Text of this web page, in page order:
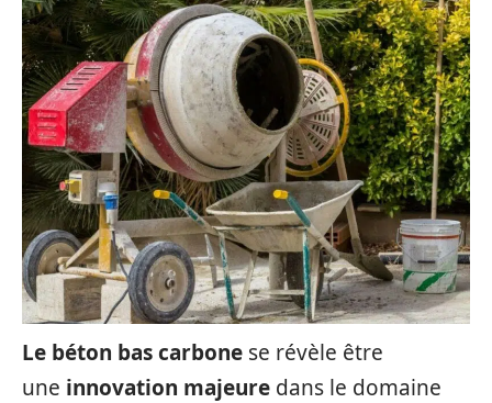
Le béton bas carbone se révèle être
une innovation majeure dans le domaine